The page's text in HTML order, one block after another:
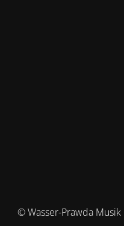
© Wasser-Prawda